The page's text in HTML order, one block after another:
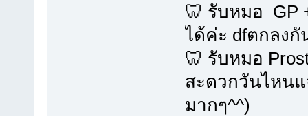
🦷 รับหมอ GP
ได้ค่ะ dfตกลงกั
🦷 รับหมอ
สะดวกวันไหน
มากๆ^^)